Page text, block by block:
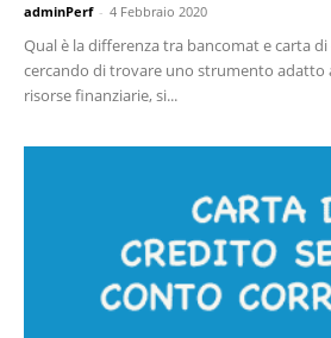
adminPerf - 4 Febbraio 2020
Qual è la differenza tra bancomat e carta
cercando di trovare uno strumento adatto
risorse finanziarie, si...